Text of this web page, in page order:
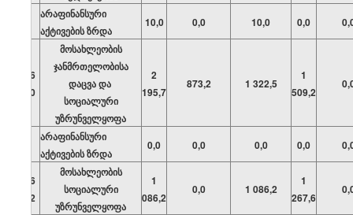
არაფინანსური
აქტივების ზრდა
10,0 0,0 10,0 0,0
06
00
მოსახლეობის
ჯანმრთელობისა
დაცვა და
სოციალური
უზრუნველყოფა
2
195,7
873,2 1 322,5
1
509,2
არაფინანსური
აქტივების ზრდა
0,0 0,0 0,0 0,0
06
02
მოსახლეობის
სოციალური
უზრუნველყოფა
1
086,2
0,0 1 086,2
1
267,6